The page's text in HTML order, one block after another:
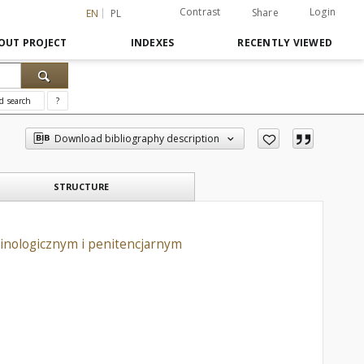
EN PL Contrast Share Login
PROJECT INDEXES RECENTLY VIEWED
search ?
Download bibliography description
STRUCTURE
i penitencjarnym